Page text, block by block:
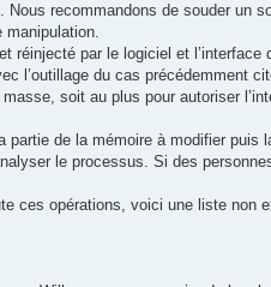
recommandons de souder un
manipulation.
par le logiciel et l’interface
l’outillage du cas précédemment
soit au plus pour autoriser
partie de la mémoire à modifier
le processus. Si des
ces opérations, voici une liste non